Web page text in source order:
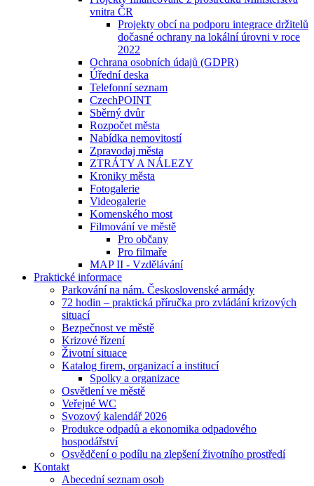
vnitra ČR
Projekty obcí na podporu integrace držitelů
dočasné ochrany na lokální úrovni v roce
2022
Ochrana osobních údajů (GDPR)
Úřední deska
Telefonní seznam
CzechPOINT
Sběrný dvůr
Rozpočet města
Nabídka nemovitostí
Zpravodaj města
ZTRÁTY A NÁLEZY
Kroniky města
Fotogalerie
Videogalerie
Komenského most
Filmování ve městě
Pro občany
Pro filmaře
MAP II - Vzdělávání
Praktické informace
Parkování na nám. Československé armády
72 hodin – praktická příručka pro zvládání krizových
situací
Bezpečnost ve městě
Krizové řízení
Životní situace
Katalog firem, organizací a institucí
Spolky a organizace
Osvětlení ve městě
Veřejné WC
Svozový kalendář 2026
Produkce odpadů a ekonomika odpadového
hospodářství
Osvědčení o podílu na zlepšení životního prostředí
Kontakt
Abecední seznam osob